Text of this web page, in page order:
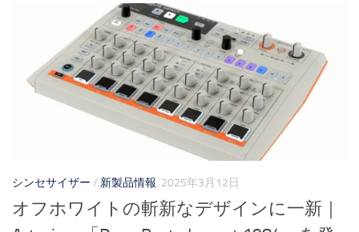
シンセサイザー / 新製品情報 2025年3月12日
オフホワイトの斬新なデザインに一新｜